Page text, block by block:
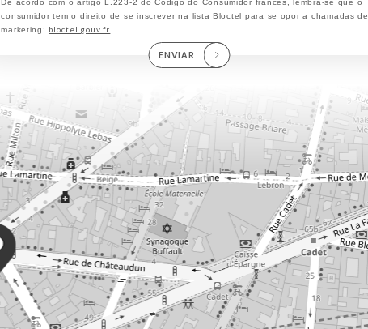
consumidor tem o direito de se inscrever na lista Bloctel para se opor a chamadas de
marketing: bloctel.gouv.fr
ENVIAR